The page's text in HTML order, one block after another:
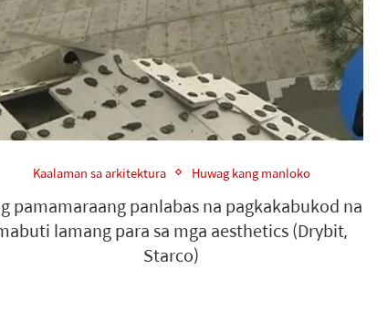
Kaalaman sa arkitektura Huwag kang manloko
pamamaraang panlabas na pagkakabukod na
lamang para sa mga aesthetics (Drybit,
Starco)